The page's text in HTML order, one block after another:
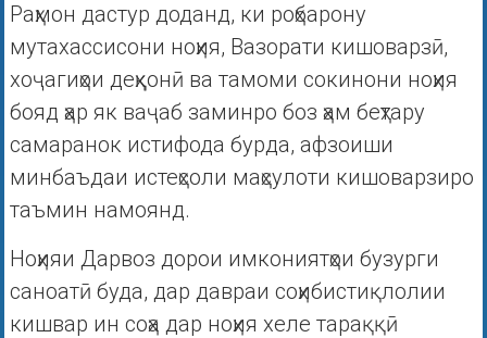
Раҳмон дастур доданд, ки роҳбарону
мутахассисони ноҳия, Вазорати кишоварзӣ,
хоҷагиҳои деҳқонӣ ва тамоми сокинони ноҳия
бояд ҳар як ваҷаб заминро боз ҳам беҳтару
самаранок истифода бурда, афзоиши
минбаъдаи истеҳсоли маҳсулоти кишоварзиро
таъмин намоянд.
Ноҳияи Дарвоз дорои имкониятҳои бузурги
саноатӣ буда, дар давраи соҳибистиқлолии
кишвар ин соҳа дар ноҳия хеле тараққӣ